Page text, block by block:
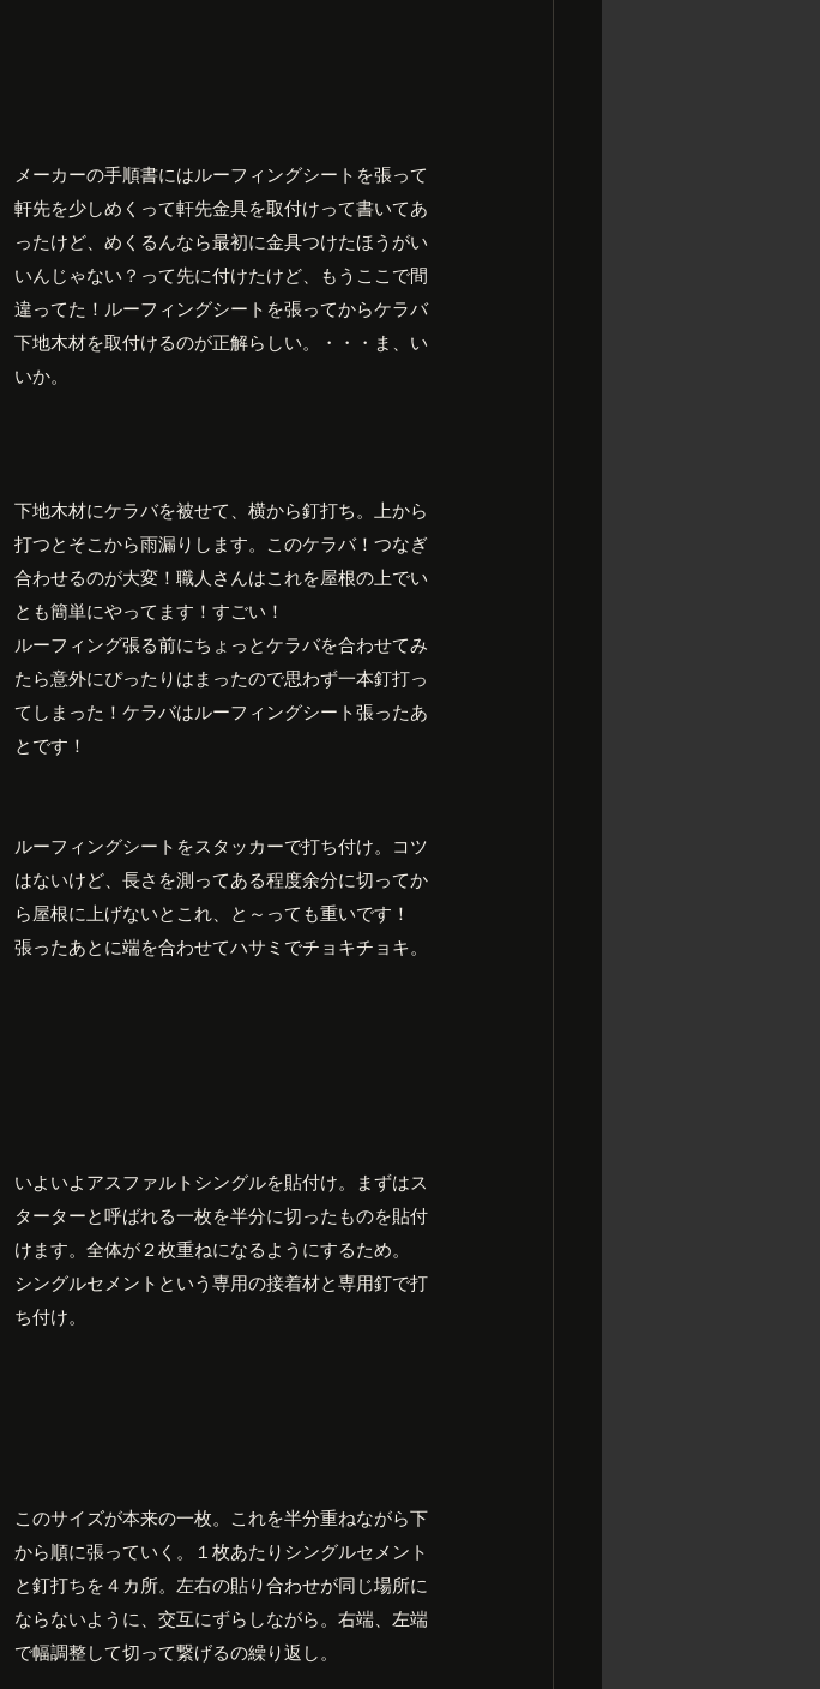
メーカーの手順書にはルーフィングシートを張って
軒先を少しめくって軒先金具を取付けって書いてあ
ったけど、めくるんなら最初に金具つけたほうがい
いんじゃない？って先に付けたけど、もうここで間
違ってた！ルーフィングシートを張ってからケラバ
下地木材を取付けるのが正解らしい。・・・ま、い
いか。
下地木材にケラバを被せて、横から釘打ち。上から
打つとそこから雨漏りします。このケラバ！つなぎ
合わせるのが大変！職人さんはこれを屋根の上でい
とも簡単にやってます！すごい！
ルーフィング張る前にちょっとケラバを合わせてみ
たら意外にぴったりはまったので思わず一本釘打っ
てしまった！ケラバはルーフィングシート張ったあ
とです！
ルーフィングシートをスタッカーで打ち付け。コツ
はないけど、長さを測ってある程度余分に切ってか
ら屋根に上げないとこれ、と～っても重いです！
張ったあとに端を合わせてハサミでチョキチョキ。
いよいよアスファルトシングルを貼付け。まずはス
ターターと呼ばれる一枚を半分に切ったものを貼付
けます。全体が２枚重ねになるようにするため。
シングルセメントという専用の接着材と専用釘で打
ち付け。
このサイズが本来の一枚。これを半分重ねながら下
から順に張っていく。１枚あたりシングルセメント
と釘打ちを４カ所。左右の貼り合わせが同じ場所に
ならないように、交互にずらしながら。右端、左端
で幅調整して切って繋げるの繰り返し。